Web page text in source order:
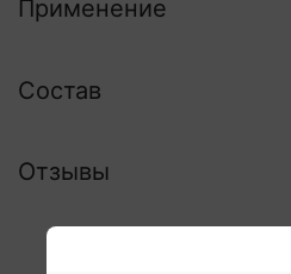
Применение
Состав
Отзывы